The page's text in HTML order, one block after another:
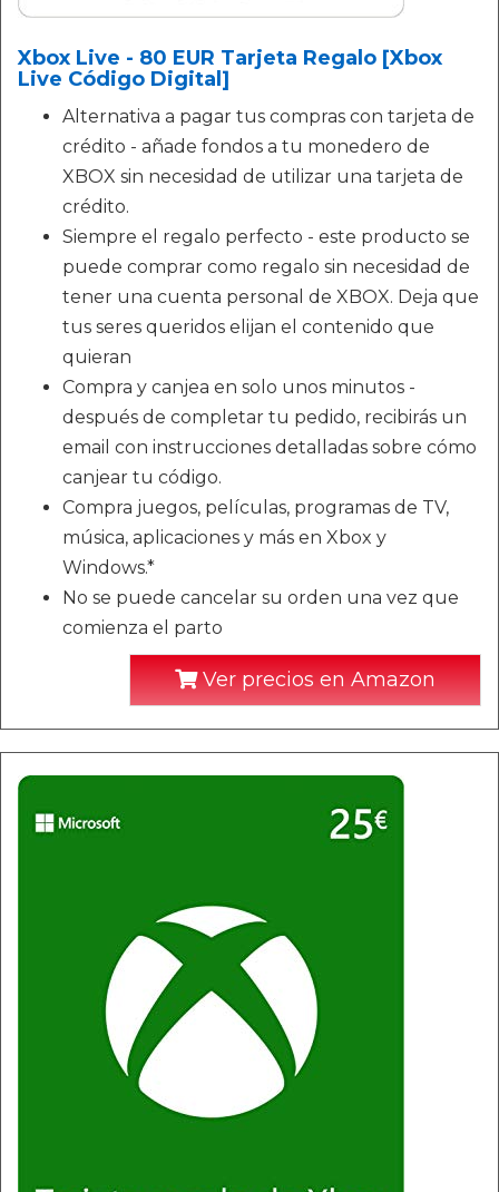
Xbox Live - 80 EUR Tarjeta Regalo [Xbox
Live Código Digital]
Alternativa a pagar tus compras con tarjeta de
crédito - añade fondos a tu monedero de
XBOX sin necesidad de utilizar una tarjeta de
crédito.
Siempre el regalo perfecto - este producto se
puede comprar como regalo sin necesidad de
tener una cuenta personal de XBOX. Deja que
tus seres queridos elijan el contenido que
quieran
Compra y canjea en solo unos minutos -
después de completar tu pedido, recibirás un
email con instrucciones detalladas sobre cómo
canjear tu código.
Compra juegos, películas, programas de TV,
música, aplicaciones y más en Xbox y
Windows.*
No se puede cancelar su orden una vez que
comienza el parto
Ver precios en Amazon